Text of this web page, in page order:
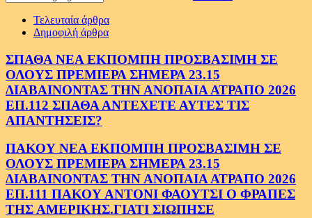
Τελευταία άρθρα
Δημοφιλή άρθρα
ΣΠΑΘΑ ΝΕΑ ΕΚΠΟΜΠΗ ΠΡΟΣΒΑΣΙΜΗ ΣΕ
ΟΛΟΥΣ ΠΡΕΜΙΕΡΑ ΣΗΜΕΡΑ 23.15
ΔΙΑΒΑΙΝΟΝΤΑΣ ΤΗΝ ΑΝΟΠΑΙΑ ΑΤΡΑΠΟ 2026
ΕΠ.112 ΣΠΑΘΑ ΑΝΤΕΧΕΤΕ ΑΥΤΕΣ ΤΙΣ
ΑΠΑΝΤΗΣΕΙΣ?
ΠΑΚΟΥ ΝΕΑ ΕΚΠΟΜΠΗ ΠΡΟΣΒΑΣΙΜΗ ΣΕ
ΟΛΟΥΣ ΠΡΕΜΙΕΡΑ ΣΗΜΕΡΑ 23.15
ΔΙΑΒΑΙΝΟΝΤΑΣ ΤΗΝ ΑΝΟΠΑΙΑ ΑΤΡΑΠΟ 2026
ΕΠ.111 ΠΑΚΟΥ ΑΝΤΟΝΙ ΦΑΟΥΤΣΙ Ο ΦΡΑΠΕΣ
ΤΗΣ ΑΜΕΡΙΚΗΣ.ΓΙΑΤΙ ΣΙΩΠΗΣΕ